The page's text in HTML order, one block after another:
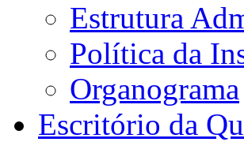
Estrutura
Política da
Organograma
Escritório da